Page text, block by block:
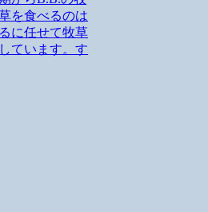
を食べるのは
に任せて牧草
ています。す